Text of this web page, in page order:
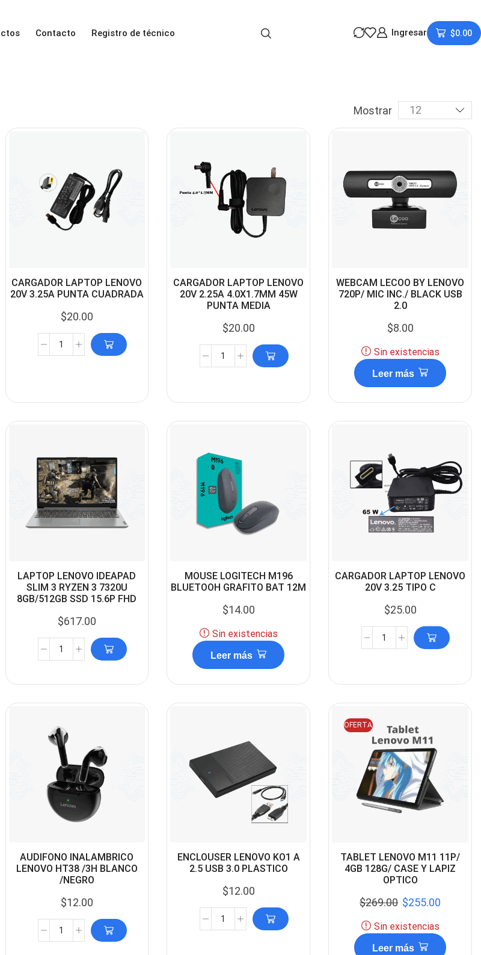
Contacto Registro de técnico Ingresar $0.00
Mostrar
CARGADOR LAPTOP LENOVO
20V 3.25A PUNTA CUADRADA
$20.00
CARGADOR LAPTOP LENOVO
20V 2.25A 4.0X1.7MM 45W
PUNTA MEDIA
$20.00
WEBCAM LECOO BY LENOVO
720P/ MIC INC./ BLACK USB
2.0
$8.00
Sin existencias
Leer más
LAPTOP LENOVO IDEAPAD
SLIM 3 RYZEN 3 7320U
8GB/512GB SSD 15.6P FHD
$617.00
MOUSE LOGITECH M196
BLUETOOH GRAFITO BAT 12M
$14.00
Sin existencias
Leer más
CARGADOR LAPTOP LENOVO
20V 3.25 TIPO C
$25.00
AUDIFONO INALAMBRICO
LENOVO HT38 /3H BLANCO
/NEGRO
$12.00
ENCLOUSER LENOVO KO1 A
2.5 USB 3.0 PLASTICO
$12.00
OFERTA
TABLET LENOVO M11 11P/
4GB 128G/ CASE Y LAPIZ
OPTICO
$269.00 $255.00
Sin existencias
Leer más